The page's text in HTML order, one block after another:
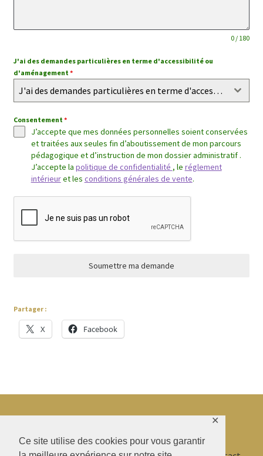
Ce site utilise des cookies pour vous garantir
✕
0 / 180
J'ai des demandes particulières en terme d'accessibilité ou
d'aménagement *
J'ai des demandes particulières en terme d'accessibilité ou d'aménagement
Consentement *
J’accepte que mes données personnelles soient conservées
et traitées aux seules fin d’aboutissement de mon parcours
pédagogique et d’instruction de mon dossier administratif .
J’accepte la politique de confidentialité , le réglement
intérieuret les conditions générales de vente.
Soumettre ma demande
Partager :
X Facebook
© BAO SHENTI 2026